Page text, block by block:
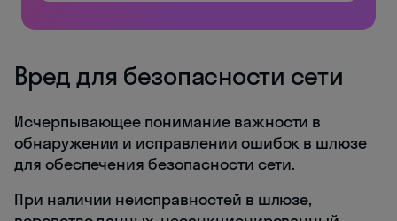
Вред для безопасности сети
Исчерпывающее понимание важности в
обнаружении и исправлении ошибок в шлюзе
для обеспечения безопасности сети.
При наличии неисправностей в шлюзе,